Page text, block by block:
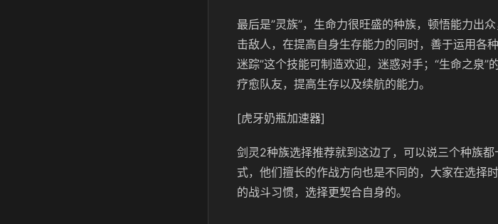
最后是”灵族”，生命力很旺盛的种族，顿悟能力出
击敌人，在提高自身生存能力的同时，善于运用各
迷踪”这个技能可制造欢迎，迷惑对手；“生命之泉
疗愈队友，提高生存以及续航的能力。
[虎牙奶瓶加速器]
剑灵2种族选择推荐就到这边了，可以说三个种族
式，他们擅长的作战方向也是不同的，大家在选择
的战斗习惯，选择更契合自身的。